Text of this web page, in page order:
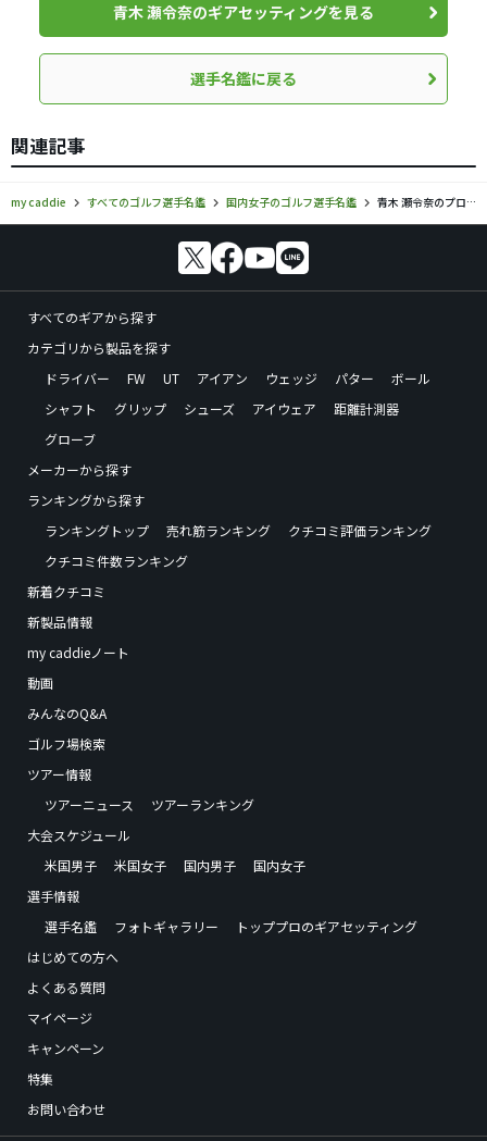
青木 瀬令奈のギアセッティングを見る
選手名鑑に戻る
関連記事
my caddie すべてのゴルフ選手名鑑 国内女子のゴルフ選手名鑑 青木 瀬令奈のプロフィール・ツアー成績
すべてのギアから探す
カテゴリから製品を探す
ドライバー
FW UT アイアン ウェッジ パター
ボール
シャフト
グリップ シューズ アイウェア
距離計測器
グローブ
メーカーから探す
ランキングから探す
ランキングトップ
売れ筋ランキング
クチコミ評価ランキング
クチコミ件数ランキング
新着クチコミ
新製品情報
my caddieノート
動画
みんなのQ&A
ゴルフ場検索
ツアー情報
ツアーニュース
ツアーランキング
大会スケジュール
米国男子
米国女子 国内男子
国内女子
選手情報
選手名鑑
フォトギャラリー
トッププロのギアセッティング
はじめての方へ
よくある質問
マイページ
キャンペーン
特集
お問い合わせ